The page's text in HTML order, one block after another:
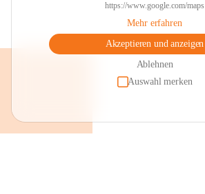
https://www.google.com/maps
Mehr erfahren
Akzeptieren und anzeigen
Ablehnen
Auswahl merken